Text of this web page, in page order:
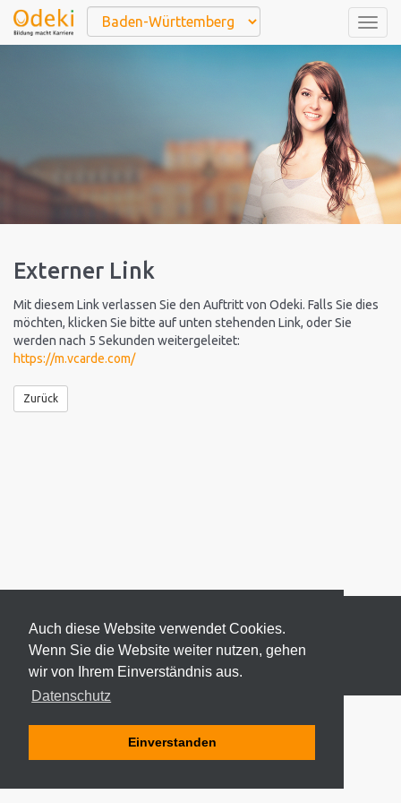
Auch diese Website verwendet Cookies.
Wenn Sie die Website weiter nutzen, gehen
wir von Ihrem Einverständnis aus.
Datenschutz
Einverstanden
Externer Link
Mit diesem Link verlassen Sie den Auftritt von Odeki. Falls Sie dies
möchten, klicken Sie bitte auf unten stehenden Link, oder Sie
werden nach 5 Sekunden weitergeleitet:
https://m.vcarde.com/
Zurück
© 2026 ODEKI - ALLE RECHTE VORBEHALTEN